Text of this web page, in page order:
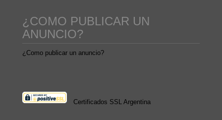
¿COMO PUBLICAR UN
ANUNCIO?
¿Como publicar un anuncio?
Certificados SSL Argentina